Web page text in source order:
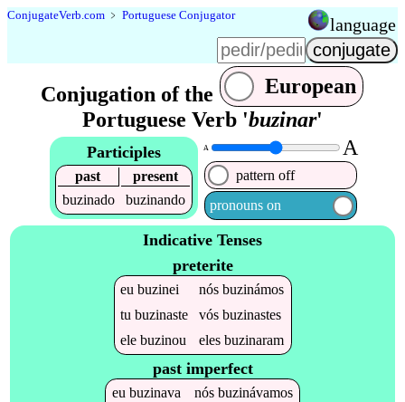
ConjugateVerb.com ﹥ Portuguese Conjugator language
Conjugation of the
European
Portuguese Verb 'buzinar'
Participles
past
present
buzinado
buzinando
A A
pattern off
pronouns on
Indicative Tenses
preterite
eubuzinei nósbuzinámos
tubuzinaste vósbuzinastes
elebuzinou elesbuzinaram
past imperfect
eu buzinava nós buzinávamos